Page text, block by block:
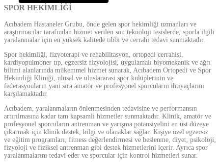
SPOR HEKİMLİĞİ
Acıbadem Hastaneler Grubu, önde gelen spor hekimliği uzmanları ve
araştırmacılar tarafından hizmet verilen son teknoloji tesislerde, sporla ilgili
yaralanmalar için en yüksek kalitede tıbbi ve cerrahi tedavi sunmaktadır.
Spor hekimliği, fizyoterapi ve rehabilitasyon, ortopedi cerrahisi,
kardiyopulmoner tıp, egzersiz fizyolojisi, uygulamalı biyomekanik ve ağrı
bilimi alanlarında mükemmel hizmet sunarak, Acıbadem Ortopedi ve Spor
Hekimliği Kliniği, ulusal ve uluslararası spor kulüplerinin ve
federasyonların yanı sıra amatör ve profesyonel sporcuların ihtiyaçlarını
karşılamaktadır.
Acıbadem, yaralanmaların önlenmesinden tedavisine ve performansın
artırılmasına kadar tam kapsamlı hizmetler sunmaktadır. Klinik, amatör ve
profesyonel sporcuların antrenman ve yarışma potansiyelini en üst düzeye
çıkarmak için klinik destek, bilgi ve olanaklar sağlar. Kişiye özel egzersiz
ve eğitim programları, fitness değerlendirmesi ve beslenme, diyet, psikoloji,
fizyoloji ve fiziksel antrenman gibi destek hizmetlerini içerir. Ayrıca spor
yaralanmalarını tedavi eder ve sporcular için kontrol hizmetleri sunar.